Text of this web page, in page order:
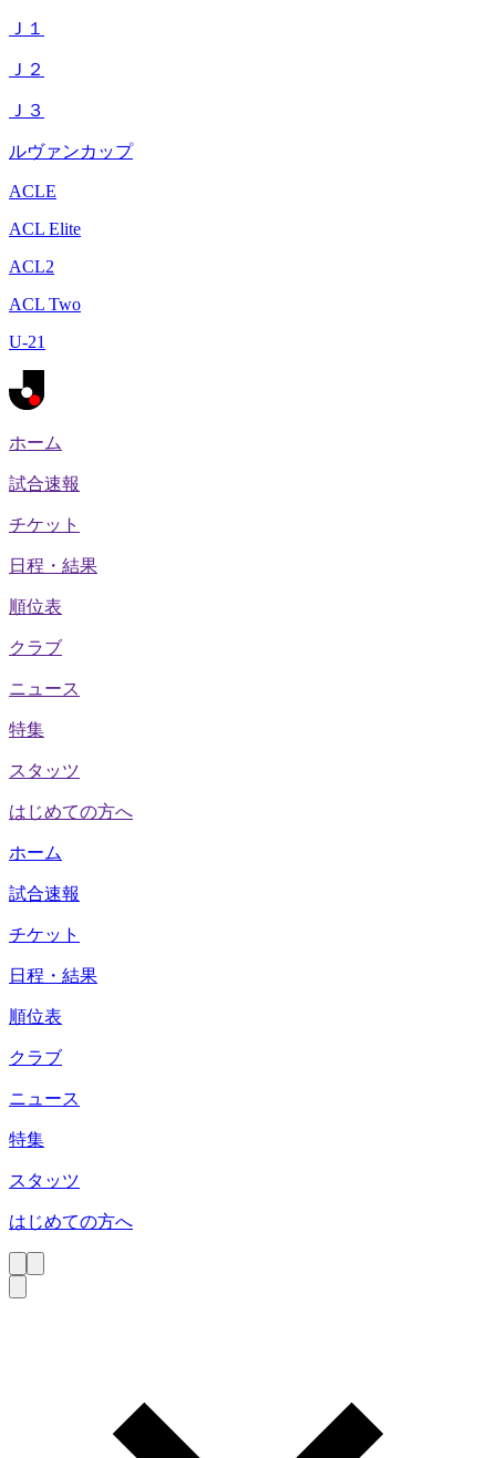
Ｊ１
Ｊ２
Ｊ３
ルヴァンカップ
ACLE
ACL Elite
ACL2
ACL Two
U-21
ホーム
試合速報
チケット
日程・結果
順位表
クラブ
ニュース
特集
スタッツ
はじめての方へ
ホーム
試合速報
チケット
日程・結果
順位表
クラブ
ニュース
特集
スタッツ
はじめての方へ